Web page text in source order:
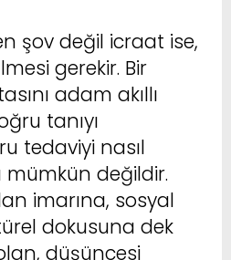
şov değil icraat ise,
gerekir. Bir
adam akıllı
tanıyı
tedaviyi nasıl
mümkün değildir.
imarına, sosyal
dokusuna dek
düşüncesi